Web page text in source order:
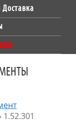
1.52.301